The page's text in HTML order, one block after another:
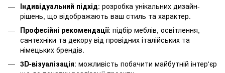
Індивідуальний підхід: розробка унікальних дизайн-
рішень, що відображають ваш стиль та характер.
Професійні рекомендації: підбір меблів, освітлення,
сантехніки та декору від провідних італійських та
німецьких брендів.
3D-візуалізація: можливість побачити майбутній інтер'єр